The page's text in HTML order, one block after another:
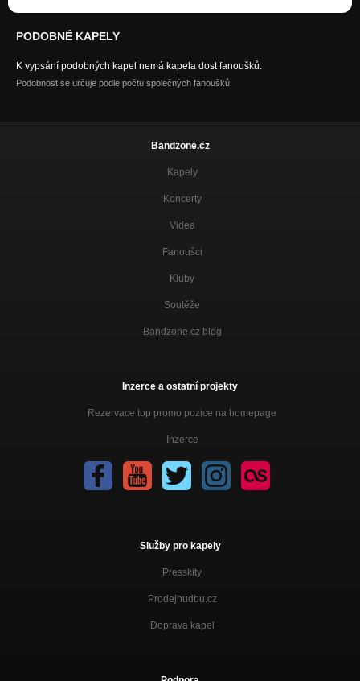
PODOBNÉ KAPELY
K vypsání podobných kapel nemá kapela dost fanoušků.
Podobnost se určuje podle počtu společných fanoušků.
Bandzone.cz
Kapely
Koncerty
Videa
Fanoušci
Kluby
Soutěže
Bandzone.cz blog
Inzerce a ostatní projekty
Rezervace top promo pozice na homepage
Inzerce
Služby pro kapely
Presskity
Prodejhudbu.cz
Doprava kapel